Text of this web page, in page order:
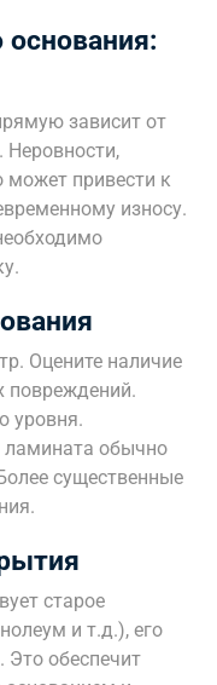
основания:
зависит от
Неровности,
может привести к
износу.
Оцените наличие
повреждений.
уровня.
обычно
существенные
старое
и т.д.), его
Это обеспечит